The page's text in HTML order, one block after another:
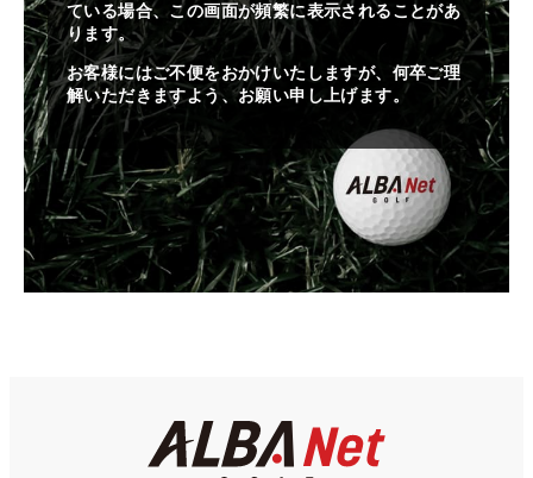
ている場合、この画面が頻繁に表示されることがあ
ります。
お客様にはご不便をおかけいたしますが、何卒ご理
解いただきますよう、お願い申し上げます。